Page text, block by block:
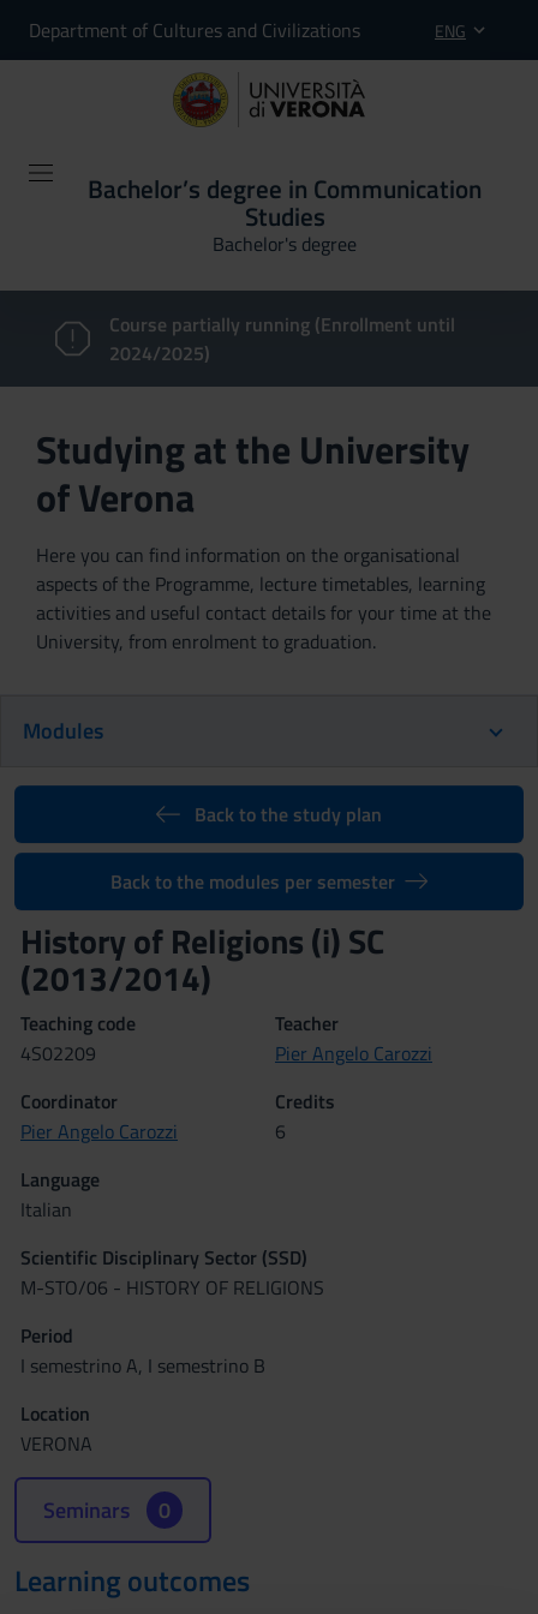
Department of Cultures and Civilizations ENG
Bachelor’s degree in Communication
Studies
Bachelor's degree
Course partially running (Enrollment until
2024/2025)
Studying at the University
of Verona
Here you can find information on the organisational
aspects of the Programme, lecture timetables, learning
activities and useful contact details for your time at the
University, from enrolment to graduation.
Modules
Back to the study plan
Back to the modules per semester
History of Religions (i) SC
(2013/2014)
Teaching code
4S02209
Teacher
Pier Angelo Carozzi
Coordinator
Pier Angelo Carozzi
Credits
6
Language
Italian
Scientific Disciplinary Sector (SSD)
M-STO/06 - HISTORY OF RELIGIONS
Period
I semestrino A, I semestrino B
Location
VERONA
Seminars 0
Learning outcomes